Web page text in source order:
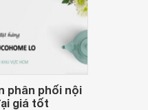
vườn TRỤ 81
đ
phân phối nội
giá tốt